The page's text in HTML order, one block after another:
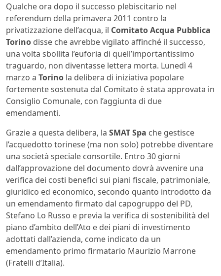
Qualche ora dopo il successo plebiscitario nel
referendum della primavera 2011 contro la
privatizzazione dell’acqua, il Comitato Acqua Pubblica
Torino disse che avrebbe vigilato affinché il successo,
una volta sbollita l’euforia di quell’importantissimo
traguardo, non diventasse lettera morta. Lunedì 4
marzo a Torino la delibera di iniziativa popolare
fortemente sostenuta dal Comitato è stata approvata in
Consiglio Comunale, con l’aggiunta di due
emendamenti.
Grazie a questa delibera, la SMAT Spa che gestisce
l’acquedotto torinese (ma non solo) potrebbe diventare
una società speciale consortile. Entro 30 giorni
dall’approvazione del documento dovrà avvenire una
verifica dei costi benefici sui piani fiscale, patrimoniale,
giuridico ed economico, secondo quanto introdotto da
un emendamento firmato dal capogruppo del PD,
Stefano Lo Russo e previa la verifica di sostenibilità del
piano d’ambito dell’Ato e dei piani di investimento
adottati dall’azienda, come indicato da un
emendamento primo firmatario Maurizio Marrone
(Fratelli d’Italia).